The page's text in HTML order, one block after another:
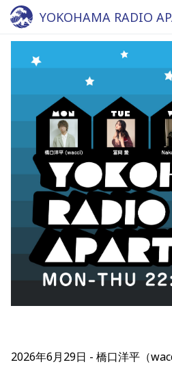
YOKOHAMA RADIO
yokohama 84.7
2026年6月29日 橋口洋平（